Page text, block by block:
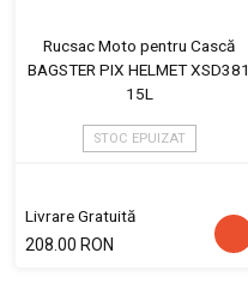
Rucsac Moto pentru Cască
BAGSTER PIX HELMET XSD381
15L
STOC EPUIZAT
Livrare Gratuită
208.00 RON